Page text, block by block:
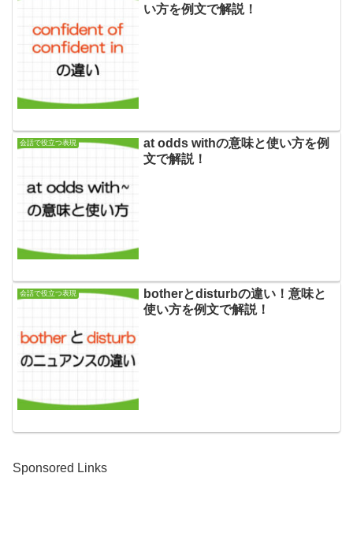
い方を例文で解説！
会話で役立つ表現
at odds withの意味と使い方を例
文で解説！
会話で役立つ表現
botherとdisturbの違い！意味と
使い方を例文で解説！
Sponsored Links